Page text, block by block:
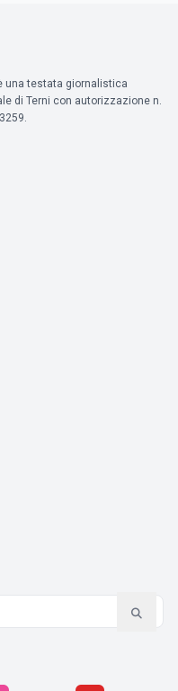
una testata giornalistica
di Terni con autorizzazione n.